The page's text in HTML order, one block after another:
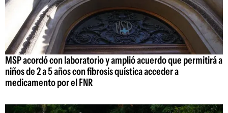
MSP acordó con laboratorio y amplió acuerdo que permitirá a
niños de 2 a 5 años con fibrosis quística acceder a
medicamento por el FNR